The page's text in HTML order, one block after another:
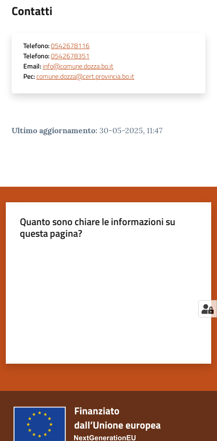
Contatti
Telefono:0542678116
Telefono:0542678351
Email:info@comune.dozza.bo.it
Pec:comune.dozza@cert.provincia.bo.it
Ultimo aggiornamento: 30-05-2025, 11:47
Quanto sono chiare le informazioni su
questa pagina?